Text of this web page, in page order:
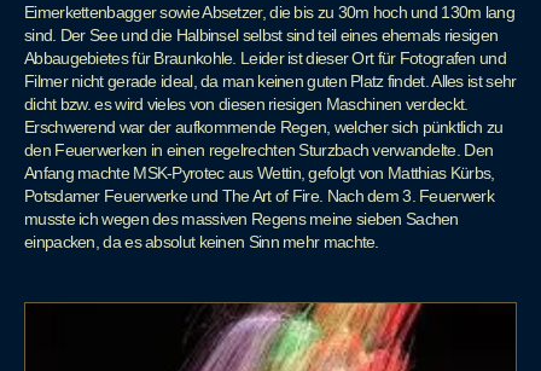
Eimerkettenbagger sowie Absetzer, die bis zu 30m hoch und 130m lang
sind. Der See und die Halbinsel selbst sind teil eines ehemals riesigen
Abbaugebietes für Braunkohle. Leider ist dieser Ort für Fotografen und
Filmer nicht gerade ideal, da man keinen guten Platz findet. Alles ist sehr
dicht bzw. es wird vieles von diesen riesigen Maschinen verdeckt.
Erschwerend war der aufkommende Regen, welcher sich pünktlich zu
den Feuerwerken in einen regelrechten Sturzbach verwandelte. Den
Anfang machte MSK-Pyrotec aus Wettin, gefolgt von Matthias Kürbs,
Potsdamer Feuerwerke und The Art of Fire. Nach dem 3. Feuerwerk
musste ich wegen des massiven Regens meine sieben Sachen
einpacken, da es absolut keinen Sinn mehr machte.